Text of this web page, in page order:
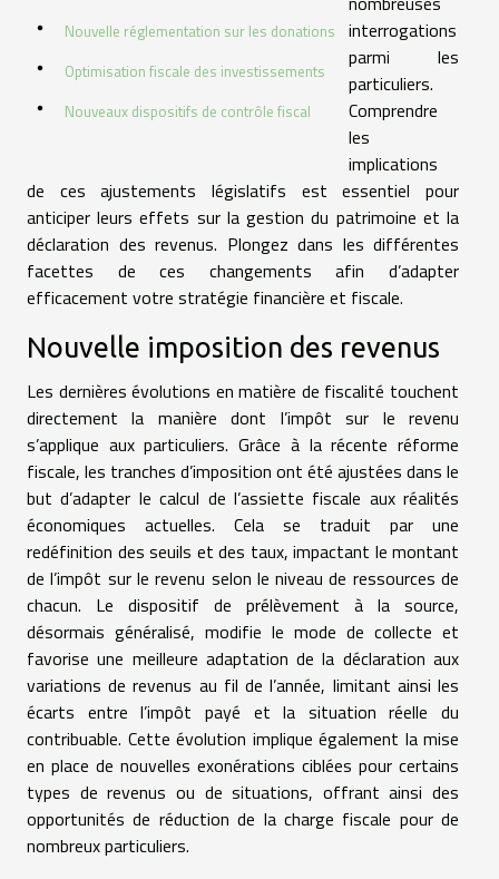
Nouvelle réglementation sur les donations
Optimisation fiscale des investissements
Nouveaux dispositifs de contrôle fiscal
interrogations
parmi les
particuliers.
Comprendre
les
implications
de ces ajustements législatifs est essentiel pour
anticiper leurs effets sur la gestion du patrimoine et la
déclaration des revenus. Plongez dans les différentes
facettes de ces changements afin d’adapter
efficacement votre stratégie financière et fiscale.
Nouvelle imposition des revenus
Les dernières évolutions en matière de fiscalité touchent
directement la manière dont l’impôt sur le revenu
s’applique aux particuliers. Grâce à la récente réforme
fiscale, les tranches d’imposition ont été ajustées dans le
but d’adapter le calcul de l’assiette fiscale aux réalités
économiques actuelles. Cela se traduit par une
redéfinition des seuils et des taux, impactant le montant
de l’impôt sur le revenu selon le niveau de ressources de
chacun. Le dispositif de prélèvement à la source,
désormais généralisé, modifie le mode de collecte et
favorise une meilleure adaptation de la déclaration aux
variations de revenus au fil de l’année, limitant ainsi les
écarts entre l’impôt payé et la situation réelle du
contribuable. Cette évolution implique également la mise
en place de nouvelles exonérations ciblées pour certains
types de revenus ou de situations, offrant ainsi des
opportunités de réduction de la charge fiscale pour de
nombreux particuliers.